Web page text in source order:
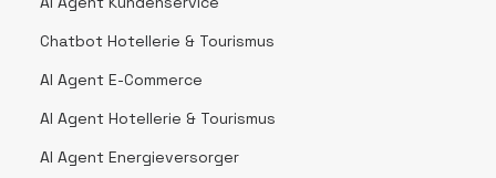
Chatbot Hotellerie & Tourismus
AI Agent E-Commerce
AI Agent Hotellerie & Tourismus
AI Agent Energieversorger